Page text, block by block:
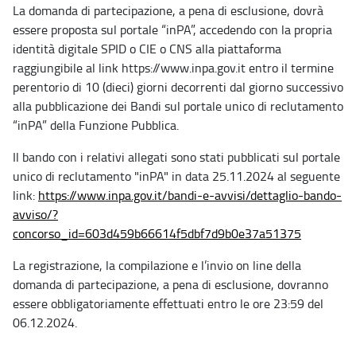
La domanda di partecipazione, a pena di esclusione, dovrà
essere proposta sul portale “inPA”, accedendo con la propria
identità digitale SPID o CIE o CNS alla piattaforma
raggiungibile al link https://www.inpa.gov.it entro il termine
perentorio di 10 (dieci) giorni decorrenti dal giorno successivo
alla pubblicazione dei Bandi sul portale unico di reclutamento
“inPA” della Funzione Pubblica.
Il bando con i relativi allegati sono stati pubblicati sul portale
unico di reclutamento "inPA" in data 25.11.2024 al seguente
link: https://www.inpa.gov.it/bandi-e-avvisi/dettaglio-bando-
avviso/?
concorso_id=603d459b66614f5dbf7d9b0e37a51375
La registrazione, la compilazione e l’invio on line della
domanda di partecipazione, a pena di esclusione, dovranno
essere obbligatoriamente effettuati entro le ore 23:59 del
06.12.2024.